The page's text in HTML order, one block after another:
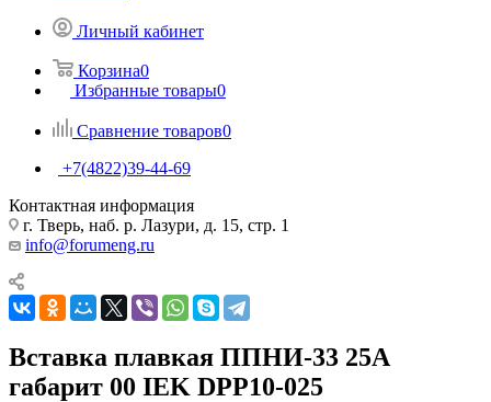
Личный кабинет
Корзина0
Избранные товары0
Сравнение товаров0
+7(4822)39-44-69
Контактная информация
г. Тверь, наб. р. Лазури, д. 15, стр. 1
info@forumeng.ru
Вставка плавкая ППНИ-33 25А
габарит 00 IEK DPP10-025